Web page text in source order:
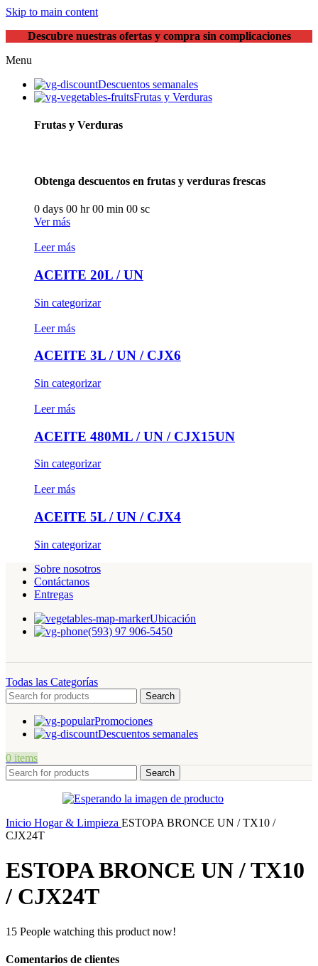
Skip to main content
Descubre nuestras ofertas y compra sin complicaciones
Menu
Descuentos semanales
Frutas y Verduras
Frutas y Verduras
Obtenga descuentos en frutas y verduras frescas
0 days 00 hr00 min 00 sc
Ver más
Leer más
ACEITE 20L / UN
Sin categorizar
Leer más
ACEITE 3L / UN / CJX6
Sin categorizar
Leer más
ACEITE 480ML / UN / CJX15UN
Sin categorizar
Leer más
ACEITE 5L / UN / CJX4
Sin categorizar
Sobre nosotros
Contáctanos
Entregas
Ubicación
(593) 97 906-5450
Todas las Categorías
Search
Promociones
Descuentos semanales
0 items
Search
Inicio Hogar & Limpieza ESTOPA BRONCE UN / TX10 /
CJX24T
ESTOPA BRONCE UN / TX10
/ CJX24T
15 People watching this product now!
Comentarios de clientes